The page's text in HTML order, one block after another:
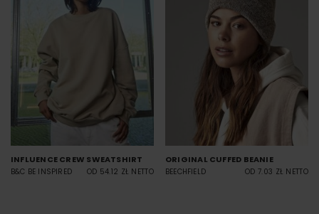
INFLUENCE CREW SWEATSHIRT
B&C BE INSPIRED OD 54.12 ZŁ NETTO
ORIGINAL CUFFED BEANIE
BEECHFIELD OD 7.03 ZŁ NETTO